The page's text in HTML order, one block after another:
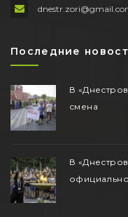
Последние
В
смена
В